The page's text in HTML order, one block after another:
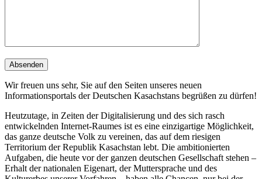
Wir freuen uns sehr, Sie auf den Seiten unseres neuen
Informationsportals der Deutschen Kasachstans begrüßen zu dürfen!
Heutzutage, in Zeiten der Digitalisierung und des sich rasch
entwickelnden Internet-Raumes ist es eine einzigartige Möglichkeit,
das ganze deutsche Volk zu vereinen, das auf dem riesigen
Territorium der Republik Kasachstan lebt. Die ambitionierten
Aufgaben, die heute vor der ganzen deutschen Gesellschaft stehen –
Erhalt der nationalen Eigenart, der Muttersprache und des